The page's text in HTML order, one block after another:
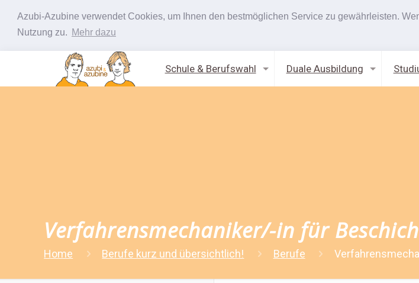
Azubi-Azubine verwendet Cookies, um Ihnen den bestmöglichen Service zu gewährleisten.
Nutzung zu. Mehr dazu
Schule & Berufswahl Duale Ausbildung
Verfahrensmechaniker/-in für
Home Berufe kurz und übersichtlich! Berufe